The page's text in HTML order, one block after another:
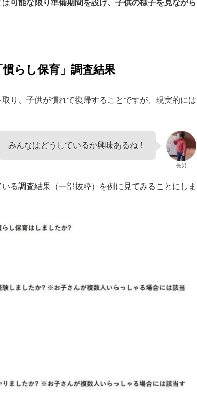
可能な限り準備期間を設け、子供の様子を見ながら
らし保育」調査結果
り、子供が慣れて復帰することですが、現実的には
みんなはどうしているか興味あるね！
長男
る調査結果（一部抜粋）を例に見てみることにしま